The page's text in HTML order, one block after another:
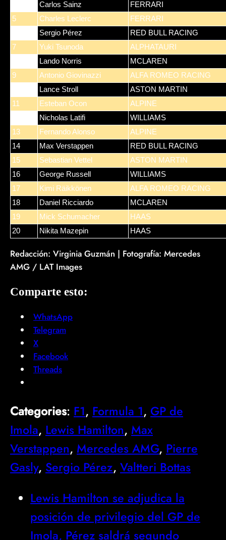
Carlos Sainz
FERRARI
5
Charles Leclerc
FERRARI
Sergio Pérez
RED BULL RACING
7
Yuki Tsunoda
ALPHATAURI
Lando Norris
MCLAREN
9
Antonio Giovinazzi
ALFA ROMEO RACING
Lance Stroll
ASTON MARTIN
11
Esteban Ocon
ALPINE
Nicholas Latifi
WILLIAMS
13
Fernando Alonso
ALPINE
14
Max Verstappen
RED BULL RACING
15
Sebastian Vettel
ASTON MARTIN
16
George Russell
WILLIAMS
17
Kimi Räikkönen
ALFA ROMEO RACING
18
Daniel Ricciardo
MCLAREN
19
Mick Schumacher
HAAS
20
Nikita Mazepin HAAS
Redacción: Virginia Guzmán | Fotografía: Mercedes
AMG / LAT Images
Comparte esto:
WhatsApp
Telegram
X
Facebook
Threads
Categories: F1, Formula 1, GP de
Imola, Lewis Hamilton, Max
Verstappen, Mercedes AMG, Pierre
Gasly, Sergio Pérez, Valtteri Bottas
Lewis Hamilton se adjudica la
posición de privilegio del GP de
Imola, Pérez saldrá segundo